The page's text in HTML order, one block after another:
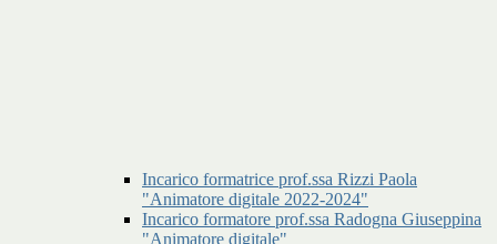
Incarico formatrice prof.ssa Rizzi Paola
"Animatore digitale 2022-2024"
Incarico formatore prof.ssa Radogna Giuseppina
"Animatore digitale"